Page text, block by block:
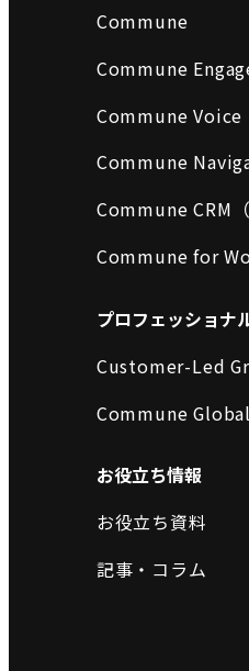
Commune
Commune
Commune Voice
Commune
Commune CRM
Commune for
プロフェッショナ
Customer-Led
Commune Global
お役立ち情報
お役立ち資料
記事・コラム